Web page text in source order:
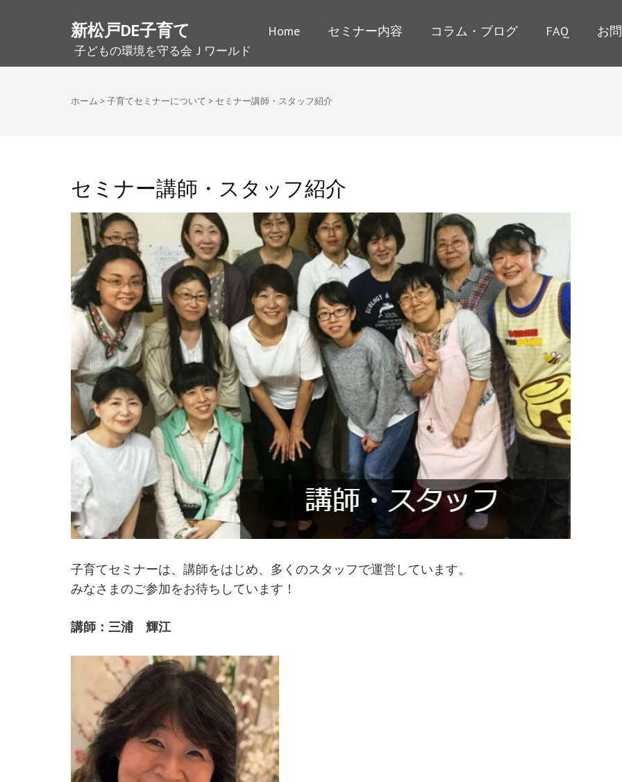
新松戸DE子育て
子どもの環境を守る会Ｊワールド
Home セミナー内容 コラム・ブログ FAQ お
ホーム > 子育てセミナーについて > セミナー講師・スタッフ紹介
セミナー講師・スタッフ紹介
子育てセミナーは、講師をはじめ、多くのスタッフで運営しています。
みなさまのご参加をお待ちしています！
講師：三浦 輝江